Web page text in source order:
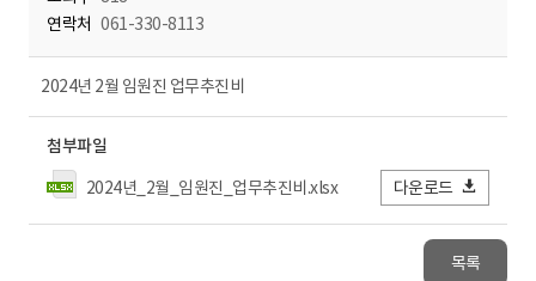
연락처 061-330-8113
2024년 2월 임원진 업무추진비
첨부파일
2024년_2월_임원진_업무추진비.xlsx
다운로드
목록